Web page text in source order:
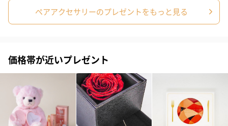
商品に合わせたサイズをお届けします。
あり（280円）
ペアアクセサリーのプレゼントをもっと見る
価格帯が近いプレゼント